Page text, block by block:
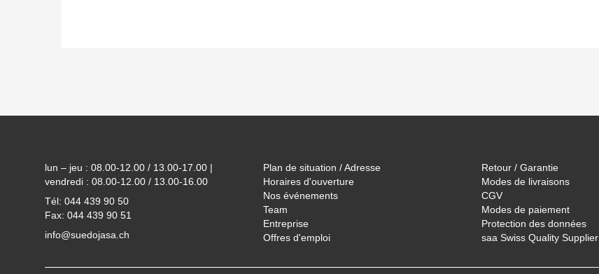
lun – jeu : 08.00-12.00 / 13.00-17.00 |
vendredi : 08.00-12.00 / 13.00-16.00
Tél: 044 439 90 50
Fax: 044 439 90 51
info@suedojasa.ch
Plan de situation / Adresse
Horaires d'ouverture
Nos événements
Team
Entreprise
Offres d'emploi
Retour / Garantie
Modes de livraisons
CGV
Modes de paiement
Protection des données
saa Swiss Quality Supplier